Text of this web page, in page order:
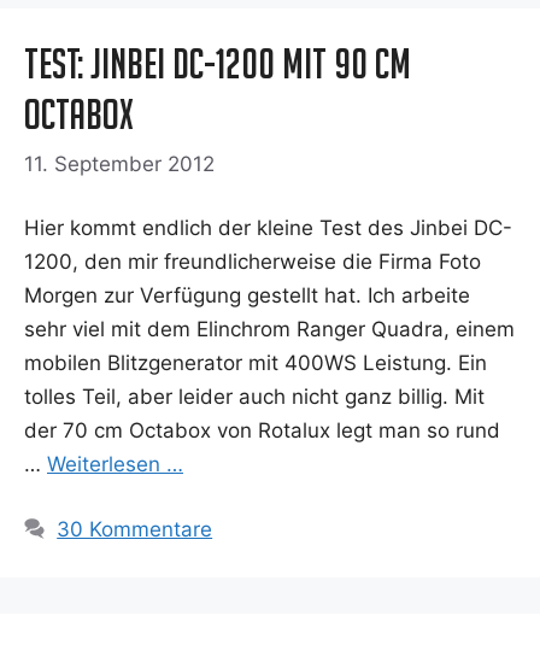
Test: Jinbei DC-1200 mit 90 cm
Octabox
11. September 2012
Hier kommt end­lich der klei­ne Test des Jin­bei DC-
1200, den mir freund­li­cher­wei­se die Fir­ma Foto
Mor­gen zur Ver­fü­gung gestellt hat. Ich arbei­te
sehr viel mit dem Elin­chrom Ran­ger Qua­dra, einem
mobi­len Blitz­ge­ne­ra­tor mit 400WS Leis­tung. Ein
tol­les Teil, aber lei­der auch nicht ganz bil­lig. Mit
der 70 cm Octa­box von Rot­a­lux legt man so rund
… Wei­ter­le­sen …
30 Kommentare